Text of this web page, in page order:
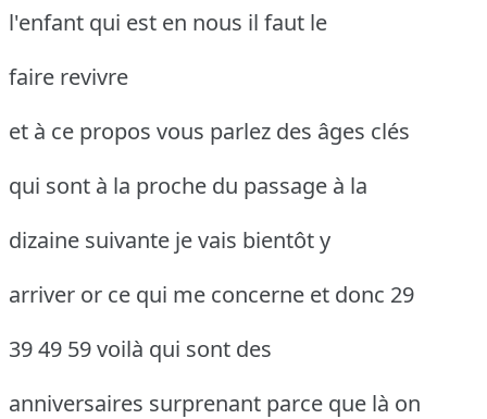
l'enfant qui est en nous il faut le
faire revivre
et à ce propos vous parlez des âges clés
qui sont à la proche du passage à la
dizaine suivante je vais bientôt y
arriver or ce qui me concerne et donc 29
39 49 59 voilà qui sont des
anniversaires surprenant parce que là on